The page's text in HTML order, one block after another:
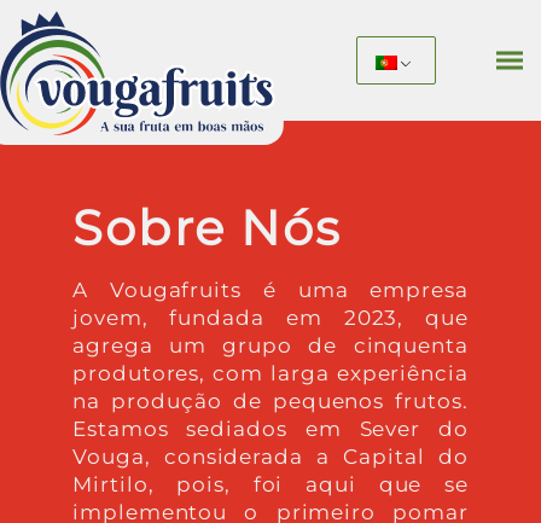
Sobre Nós
A Vougafruits é uma empresa
jovem, fundada em 2023, que
agrega um grupo de cinquenta
produtores, com larga experiência
na produção de pequenos frutos.
Estamos sediados em Sever do
Vouga, considerada a Capital do
Mirtilo, pois, foi aqui que se
implementou o primeiro pomar